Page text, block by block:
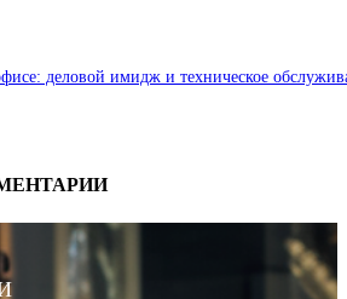
деловой имидж и техническое